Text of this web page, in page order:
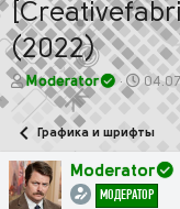
(2022)
А
т
о
р
т
е
Moderator
Д
а
а
ч
Графика и шрифты
Moderator
МОДЕРАТОР